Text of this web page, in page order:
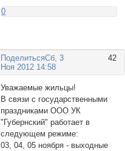
0
Поделиться 42
Сб, 3
Ноя 2012 14:58
Уважаемые жильцы!
В связи с государственными
праздниками ООО УК
"Губернский" работает в
следующем режиме:
03, 04, 05 ноября - выходные